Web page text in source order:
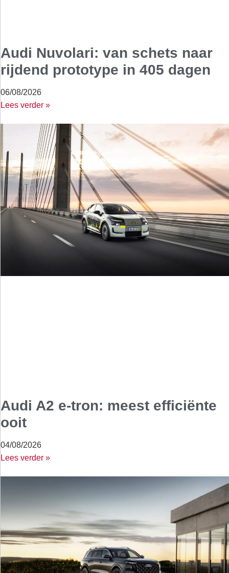
Audi Nuvolari: van schets naar
rijdend prototype in 405 dagen
06/08/2026
Lees verder »
Audi A2 e-tron: meest efficiënte
ooit
04/08/2026
Lees verder »